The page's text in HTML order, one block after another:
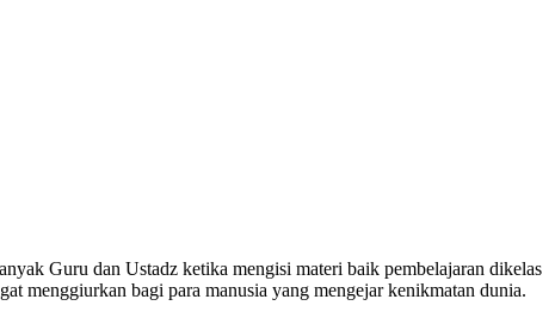
Guru dan Ustadz ketika mengisi materi baik pembelajaran dikelas
menggiurkan bagi para manusia yang mengejar kenikmatan dunia.